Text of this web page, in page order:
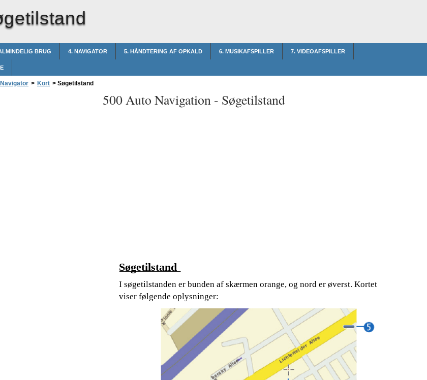
BRUG 4. NAVIGATOR 5. HÅNDTERING AF OPKALD 6. MUSIKAFSPILLER 7. VIDEOAFSPILLER
> Kort > Søgetilstand
500 Auto Navigation - Søgetilstand
Søgetilstand
I søgetilstanden er bunden af skærmen orange, og nord er øverst. Kortet
viser følgende oplysninger: